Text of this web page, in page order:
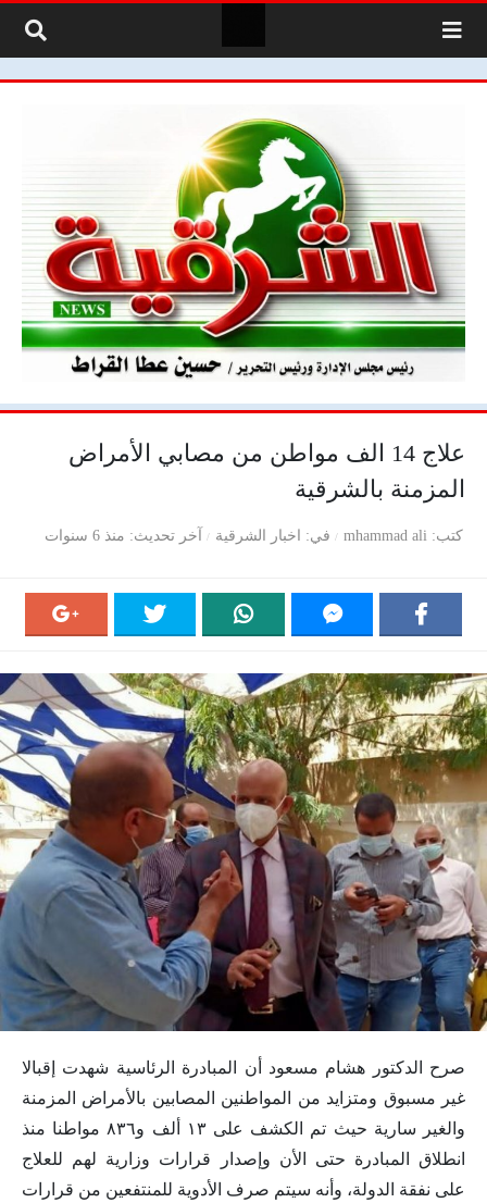
علاج 14 الف مواطن من مصابي الأمراض
المزمنة بالشرقية
كتب mhammad ali في اخبار الشرقية آخر تحديث منذ 6 سنوات
صرح الدكتور هشام مسعود أن المبادرة الرئاسية شهدت إقبالا
غير مسبوق ومتزايد من المواطنين المصابين بالأمراض المزمنة
والغير سارية حيث تم الكشف على ١٣ ألف و٨٣٦ مواطنا منذ
انطلاق المبادرة حتى الأن وإصدار قرارات وزارية لهم للعلاج
على نفقة الدولة، وأنه سيتم صرف الأدوية للمنتفعين من قرارات